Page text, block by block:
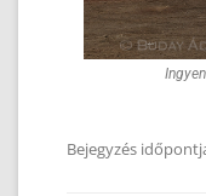
Bejegyzés